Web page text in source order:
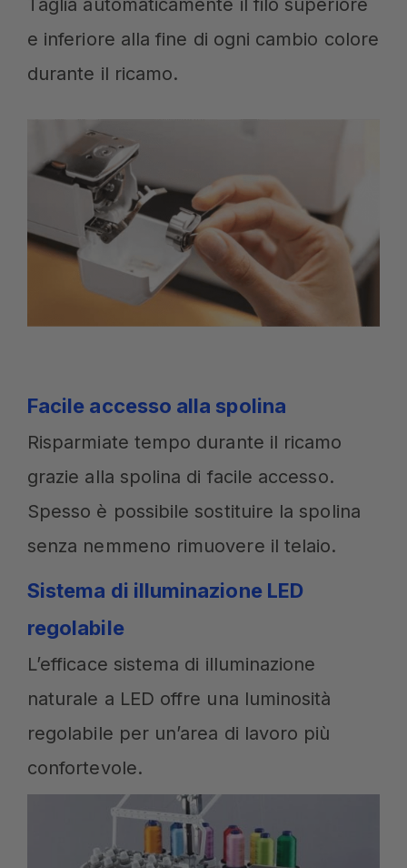
Taglia automaticamente il filo superiore
e inferiore alla fine di ogni cambio colore
durante il ricamo.
Facile accesso alla spolina
Risparmiate tempo durante il ricamo
grazie alla spolina di facile accesso.
Spesso è possibile sostituire la spolina
senza nemmeno rimuovere il telaio.
Sistema di illuminazione LED
regolabile
L’efficace sistema di illuminazione
naturale a LED offre una luminosità
regolabile per un’area di lavoro più
confortevole.